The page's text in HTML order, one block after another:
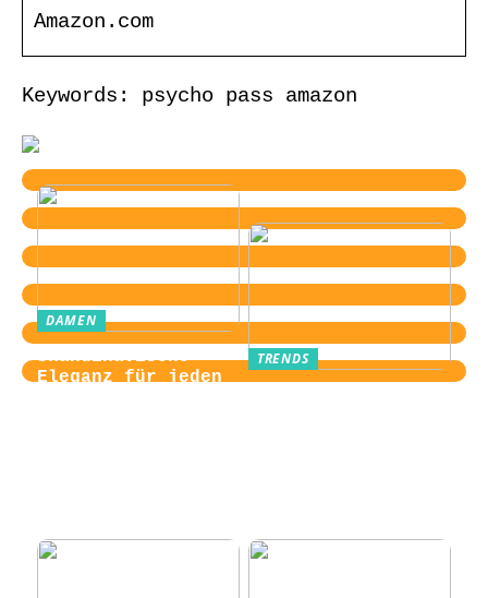
Amazon.com
Keywords: psycho pass amazon
DAMEN
Skandinavische
Eleganz für jeden
TRENDS